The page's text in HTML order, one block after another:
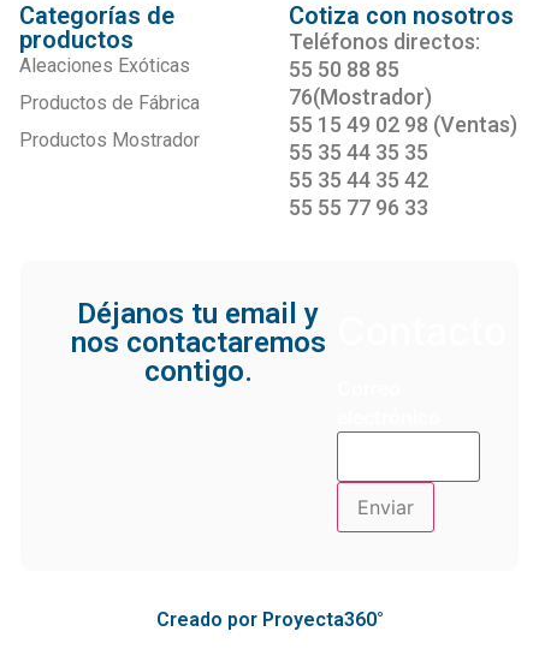
Categorías de
productos
Aleaciones Exóticas
Productos de Fábrica
Productos Mostrador
Cotiza con nosotros
Teléfonos directos:
55 50 88 85
76(Mostrador)
55 15 49 02 98 (Ventas)
55 35 44 35 35
55 35 44 35 42
55 55 77 96 33
Déjanos tu email y
nos contactaremos
contigo.
Creado por Proyecta360°